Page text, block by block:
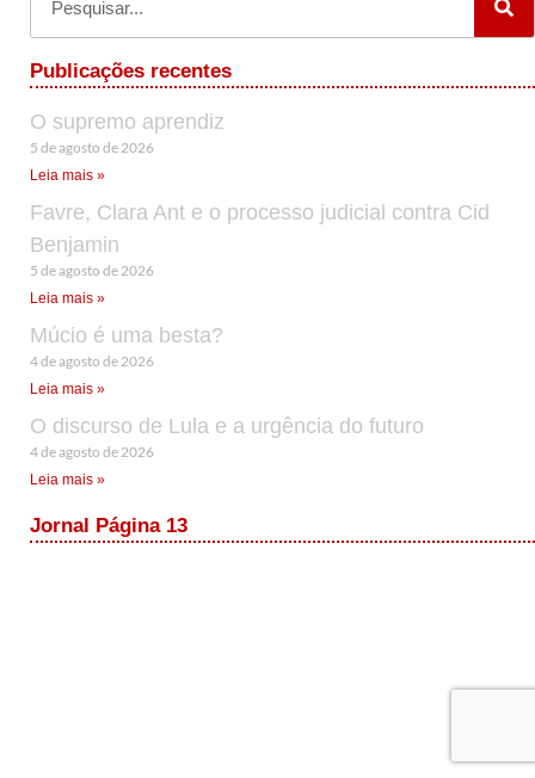
Publicações recentes
O supremo aprendiz
5 de agosto de 2026
Leia mais »
Favre, Clara Ant e o processo judicial contra Cid
Benjamin
5 de agosto de 2026
Leia mais »
Múcio é uma besta?
4 de agosto de 2026
Leia mais »
O discurso de Lula e a urgência do futuro
4 de agosto de 2026
Leia mais »
Jornal Página 13